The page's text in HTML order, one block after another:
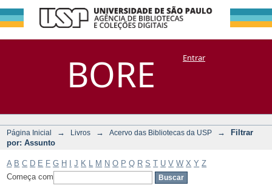
BORE
Filtrar por:
Assunto
DSpace/Manakin + CoriscoEntrar
Página Inicial → Livros → Acervo das Bibliotecas da USP →
Filtrar
por: Assunto
A B C D E F G H J K M N O P Q R S T U V W X Y Z
Começa com